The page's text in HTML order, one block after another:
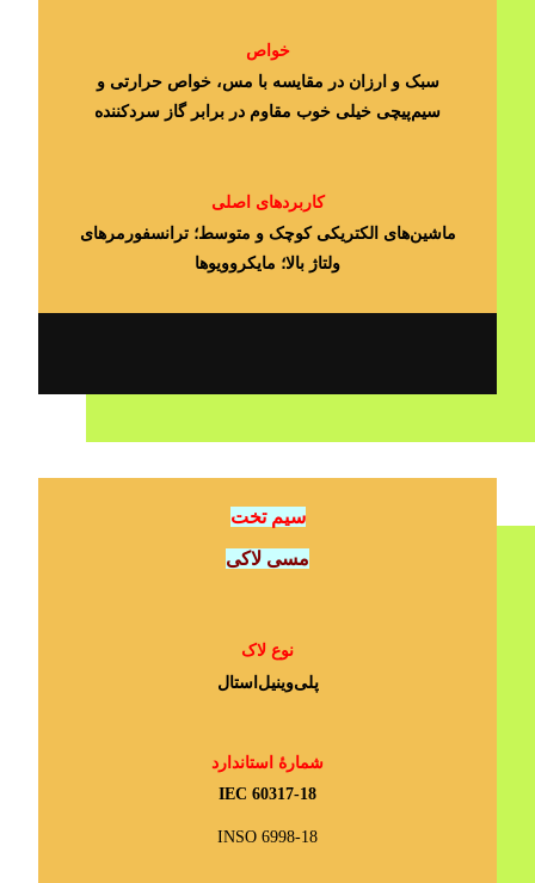
خواص
سبک و ارزان در مقایسه با مس، خواص حرارتی و
سیم‌پیچی خیلی خوب مقاوم در برابر گاز سردکننده
کاربردهای اصلی
ماشین‎‌های الکتریکی کوچک و متوسط؛ ترانسفورمرهای
ولتاژ بالا؛ مایکروویوها
سیم تخت
مسی لاکی
نوع لاک
پلی‌وینیل‌استال
شمارۀ استاندارد
IEC 60317-18
INSO 6998-18